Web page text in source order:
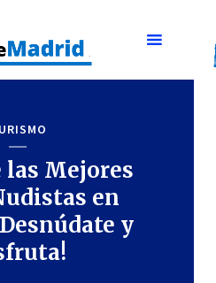
las Mejores
en
y